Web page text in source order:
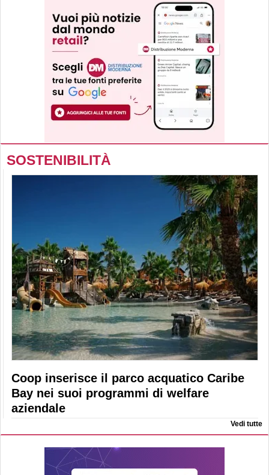
SOSTENIBILITÀ
Coop inserisce il parco acquatico Caribe
Bay nei suoi programmi di welfare
aziendale
Vedi tutte